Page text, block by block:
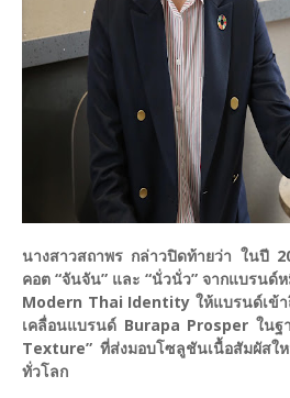
นางสาวสถาพร กล่าวปิดท้ายว่า ในปี
คอต “จันจัน” และ “นั่วนั่ว” จากแบรนด์
Modern Thai Identity ให้แบรนด์เข้
เคลื่อนแบรนด์ Burapa Prosper ใน
Texture” ที่ส่งมอบโซลูชันเนื้อสัมผัสใ
ทั่วโลก